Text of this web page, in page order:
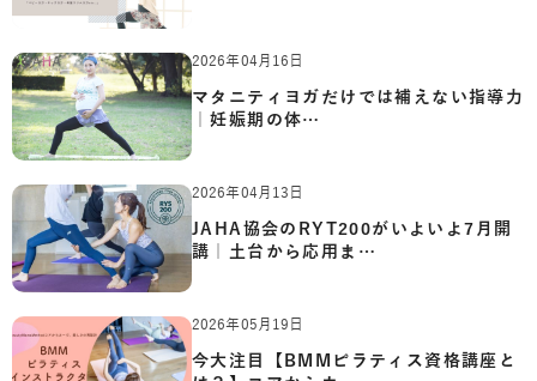
2026年04月16日
マタニティヨガだけでは補えない指導力
｜妊娠期の体…
2026年04月13日
JAHA協会のRYT200がいよいよ7月開
講｜土台から応用ま…
2026年05月19日
今大注目【BMMピラティス資格講座と